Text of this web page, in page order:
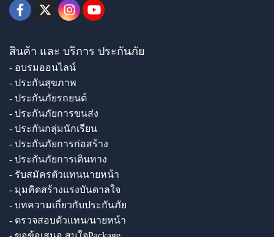
สินค้า และ บริการ ประกันภัย
- อบรมออนไลน์
- ประกันสุขภาพ
- ประกันภัยรถยนต์
- ประกันภัยการขนส่ง
- ประกันกลุ่มนักเรียน
- ประกันภัยการก่อสร้าง
- ประกันภัยการเดินทาง
- รับสมัครตัวแทนนายหน้า
- มุมคิดสร้างแรงบันดาลใจ
- บทความเกี่ยวกับประกันภัย
- ตรวจสอบตัวแทน/นายหน้า